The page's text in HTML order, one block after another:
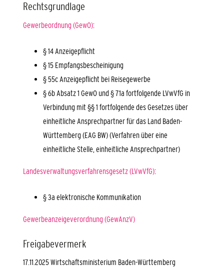
Rechtsgrundlage
Gewerbeordnung (GewO):
§ 14 Anzeigepflicht
§ 15 Empfangsbescheinigung
§ 55c Anzeigepflicht bei Reisegewerbe
§ 6b Absatz 1 GewO und § 71a fortfolgende LVwVfG in
Verbindung mit §§ 1 fortfolgende desGesetzes über
einheitliche Ansprechpartner für das Land Baden-
Württemberg (EAG BW)(Verfahren über eine
einheitliche Stelle, einheitliche Ansprechpartner)
Landesverwaltungsverfahrensgesetz (LVwVfG):
§ 3a elektronische Kommunikation
Gewerbeanzeigeverordnung (GewAnzV)
Freigabevermerk
17.11.2025 Wirtschaftsministerium Baden-Württemberg